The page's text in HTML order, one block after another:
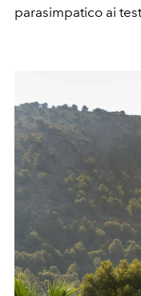
parasimpatico ai